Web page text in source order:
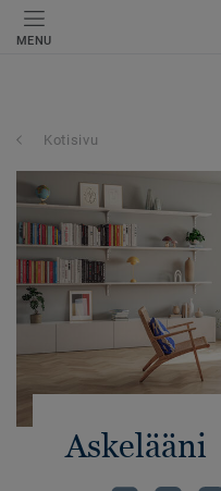
MENU
Kotisivu
Askelääni